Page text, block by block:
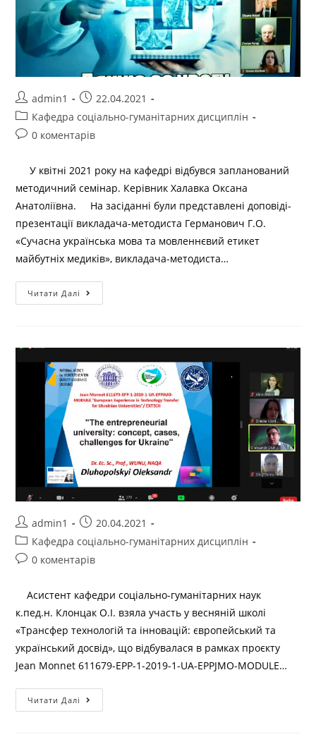
admin1
22.04.2021
Кафедра соціально-гуманітарних дисциплін
0 коментарів
У квітні 2021 року на кафедрі відбувся запланований
методичний семінар. Керівник Халавка Оксана
Анатоліївна. На засіданні були представлені доповіді-
презентації викладача-методиста Германович Г.О.
«Сучасна українська мова та мовленнєвий етикет
майбутніх медиків», викладача-методиста…
Читати Далі
admin1
20.04.2021
Кафедра соціально-гуманітарних дисциплін
0 коментарів
Асистент кафедри соціально-гуманітарних наук
к.пед.н. Клонцак О.І. взяла участь у весняній школі
«Трансфер технологій та інновацій: європейський та
український досвід», що відбувалася в рамках проєкту
Jean Monnet 611679-EPP-1-2019-1-UA-EPPJMO-MODULE…
Читати Далі